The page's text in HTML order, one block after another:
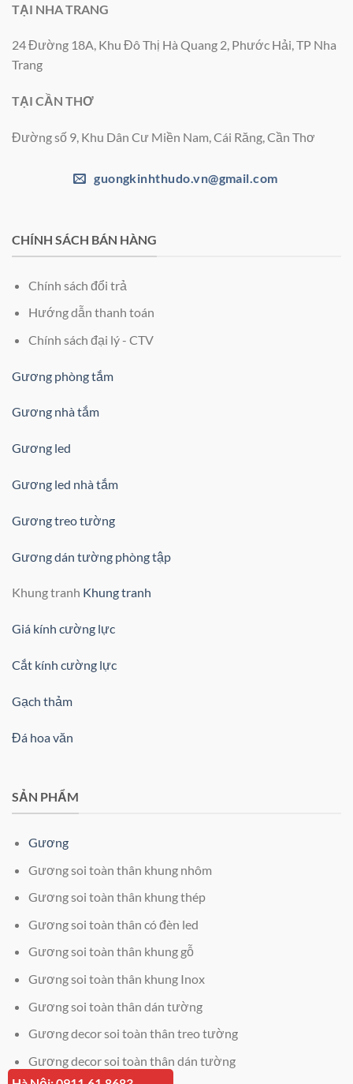
TẠI NHA TRANG
24 Đường 18A, Khu Đô Thị Hà Quang 2, Phước Hải, TP Nha
Trang
TẠI CẦN THƠ
Đường số 9, Khu Dân Cư Miền Nam, Cái Răng, Cần Thơ
guongkinhthudo.vn@gmail.com
CHÍNH SÁCH BÁN HÀNG
Chính sách đổi trả
Hướng dẫn thanh toán
Chính sách đại lý - CTV
Gương phòng tắm
Gương nhà tắm
Gương led
Gương led nhà tắm
Gương treo tường
Gương dán tường phòng tập
Khung tranh Khung tranh
Giá kính cường lực
Cắt kính cường lực
Gạch thảm
Đá hoa văn
SẢN PHẨM
Gương
Gương soi toàn thân khung nhôm
Gương soi toàn thân khung thép
Gương soi toàn thân có đèn led
Gương soi toàn thân khung gỗ
Gương soi toàn thân khung Inox
Gương soi toàn thân dán tường
Gương decor soi toàn thân treo tường
Gương decor soi toàn thân dán tường